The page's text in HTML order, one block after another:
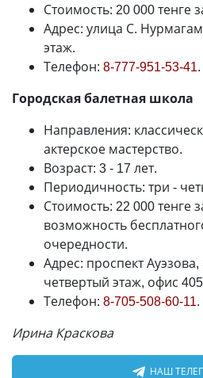
Стоимость: 20 000 тенге
Адрес: улица С.
этаж.
Телефон: 8-777-951-53-41.
Городская балетная школа
Направления:
актерское мастерство.
Возраст: 3 - 17 лет.
Периодичность: три -
Стоимость: 22 000 тенге
возможность
очередности.
Адрес: проспект
четвертый этаж, офис
Телефон: 8-705-508-60-11.
Ирина Краскова
НАШ